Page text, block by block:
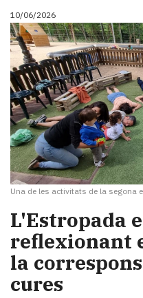
10/06/2026
Una de les activitats de la segona
​L'Estropada
reflexionant
la
cures